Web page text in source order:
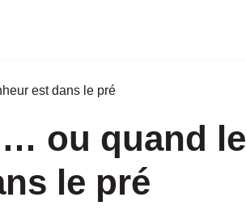
est dans le pré
ou quand le
le pré